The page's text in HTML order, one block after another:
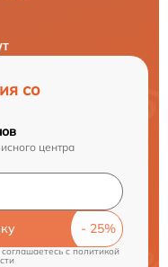
со
центра
cполитикой